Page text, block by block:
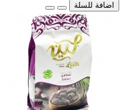
اضافة للسلة